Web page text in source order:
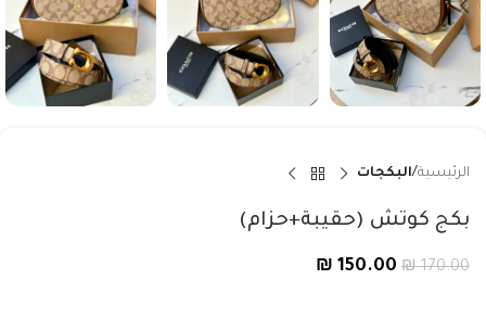
الرئيسية البكجات
بكج كوتش (حقيبة+حزام)
₪170.00
₪ 150.00